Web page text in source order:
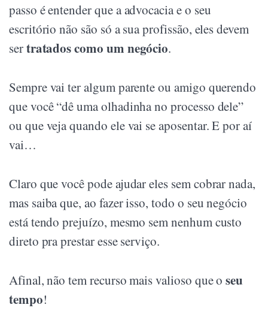
passo é entender que a advocacia e o seu
escritório não são só a sua profissão, eles devem
sertratados como um negócio.
Sempre vai ter algum parente ou amigo querendo
que você “dê uma olhadinha no processo dele”
ou que veja quando ele vai se aposentar. E por aí
vai…
Claro que você pode ajudar eles sem cobrar nada,
mas saiba que, ao fazer isso, todo o seu negócio
está tendo prejuízo, mesmo sem nenhum custo
direto pra prestar esse serviço.
Afinal, não tem recurso mais valioso que oseu
tempo!